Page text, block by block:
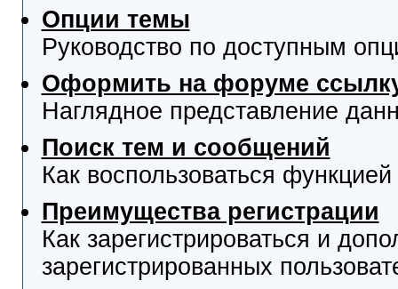
Опции темы
Руководство по доступным
Оформить на форуме ссылку
Наглядное представление
Поиск тем и сообщений
Как воспользоваться
Преимущества регистрации
Как зарегистрироваться и
зарегистрированных